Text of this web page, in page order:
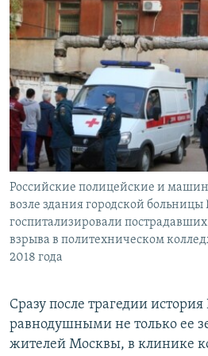
Российские полицейские и
возле здания городской больницы
госпитализировали пострадавших
взрыва в политехническом
2018 года
Сразу после трагедии
равнодушными не только ее
жителей Москвы, в клинике